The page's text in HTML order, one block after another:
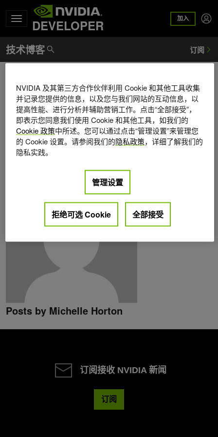
DEVELOPER 加入
Michelle Horton is a senior developer communications
manager at NVIDIA, with a background as a
communications manager and science writer. At NVIDIA,
she writes for the Technical Blog, highlighting the many
ways people and companies are using NVIDIA
technologies.
Posts by Michelle Horton
订阅接收 NVIDIA 新闻
订阅
NVIDIA 及其第三方合作伙伴利用 Cookie 和其他工具收集
并记录您提供的信息，以及您与我们网站的互动信息，以
提高性能、进行分析并辅助营销工作。点击“全部接受”，
即表示您同意我们使用 Cookie 和其他工具，如我们的
Cookie 政策中所述。您可以通过点击“管理设置”来管理您
的 Cookie 设置。请参阅我们的隐私政策，详细了解我们的
隐私实践。
管理设置
拒绝可选 Cookie 全部接受